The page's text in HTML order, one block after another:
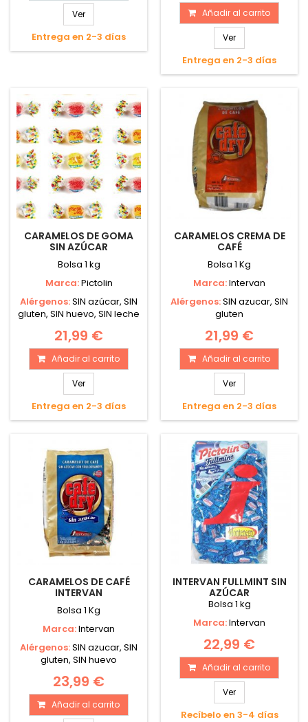
Ver
Entrega en 2-3 días
Añadir al carrito
Ver
Entrega en 2-3 días
CARAMELOS DE GOMA
SIN AZÚCAR
Bolsa 1 kg
Marca:Pictolin
Alérgenos:SIN azúcar, SIN
gluten, SIN huevo, SIN leche
21,99 €
Añadir al carrito
Ver
Entrega en 2-3 días
CARAMELOS CREMA DE
CAFÉ
Bolsa 1 Kg
Marca:Intervan
Alérgenos:SIN azucar, SIN
gluten
21,99 €
Añadir al carrito
Ver
Entrega en 2-3 días
CARAMELOS DE CAFÉ
INTERVAN
Bolsa 1 Kg
Marca:Intervan
Alérgenos:SIN azucar, SIN
gluten, SIN huevo
23,99 €
Añadir al carrito
INTERVAN FULLMINT SIN
AZÚCAR
Bolsa 1 kg
Marca:Intervan
22,99 €
Añadir al carrito
Ver
Recíbelo en 3-4 días